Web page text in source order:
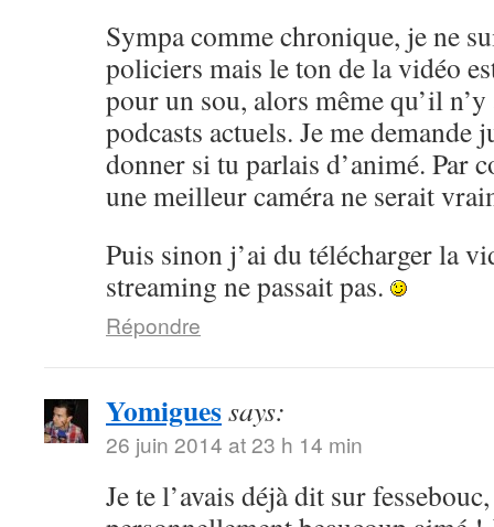
Sympa comme chronique, je ne
policiers mais le ton de la vidéo
pour un sou, alors même qu’il
podcasts actuels. Je me demande
donner si tu parlais d’animé. Par
une meilleur caméra ne serait
Puis sinon j’ai du télécharger la
streaming ne passait pas.
Répondre
Yomiguessays:
26 juin 2014 at 23 h 14 min
Je te l’avais déjà dit sur